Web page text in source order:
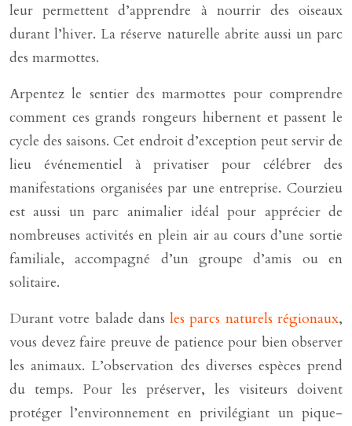
leur permettent d’apprendre à nourrir des oiseaux
durant l’hiver. La réserve naturelle abrite aussi un parc
des marmottes.
Arpentez le sentier des marmottes pour comprendre
comment ces grands rongeurs hibernent et passent le
cycle des saisons. Cet endroit d’exception peut servir de
lieu événementiel à privatiser pour célébrer des
manifestations organisées par une entreprise. Courzieu
est aussi un parc animalier idéal pour apprécier de
nombreuses activités en plein air au cours d’une sortie
familiale, accompagné d’un groupe d’amis ou en
solitaire.
Durant votre balade dansles parcs naturels régionaux,
vous devez faire preuve de patience pour bien observer
les animaux. L’observation des diverses espèces prend
du temps. Pour les préserver, les visiteurs doivent
protéger l’environnement en privilégiant un pique-